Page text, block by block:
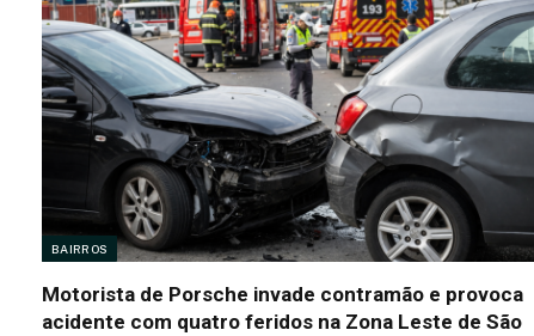
BAIRROS
Motorista de Porsche invade contramão e provoca
acidente com quatro feridos na Zona Leste de São